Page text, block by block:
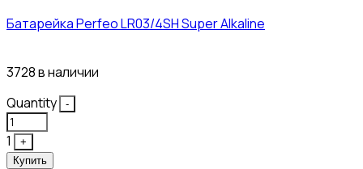
Батарейка Perfeo LR03/4SH Super Alkaline
3728 в наличии
Quantity
-
1
+
Купить